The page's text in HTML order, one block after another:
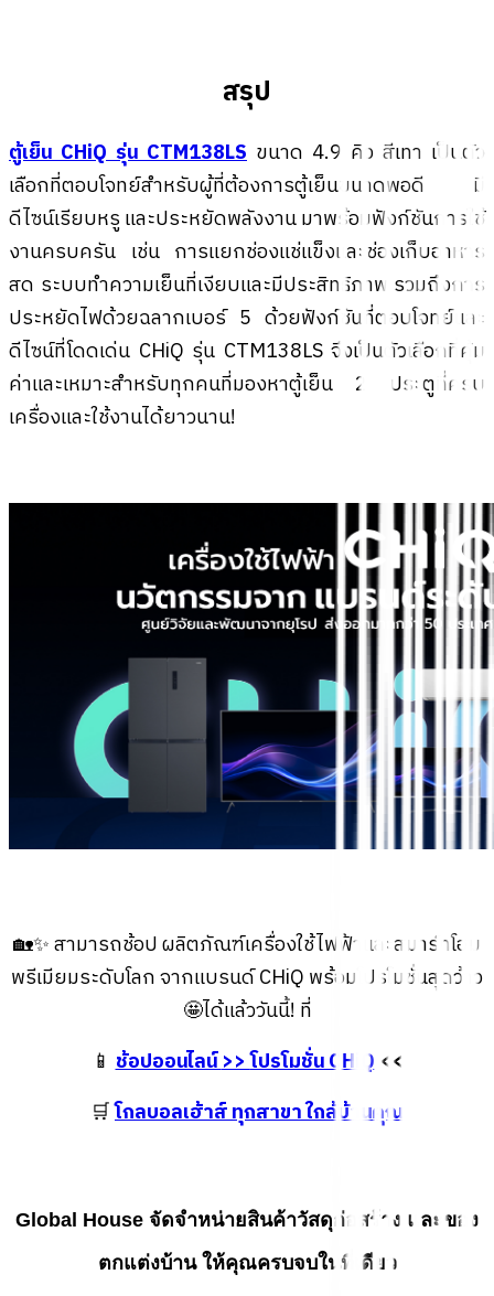
สรุป
ตู้เย็น CHiQ รุ่น CTM138LS ขนาด 4.9 คิว สีเทา เป็นตัว
เลือกที่ตอบโจทย์สำหรับผู้ที่ต้องการตู้เย็นขนาดพอดี มี
ดีไซน์เรียบหรู และประหยัดพลังงาน มาพร้อมฟังก์ชันการใช้
งานครบครัน เช่น การแยกช่องแช่แข็งและช่องเก็บอาหาร
สด ระบบทำความเย็นที่เงียบและมีประสิทธิภาพ รวมถึงการ
ประหยัดไฟด้วยฉลากเบอร์ 5 ด้วยฟังก์ชันที่ตอบโจทย์และ
ดีไซน์ที่โดดเด่น CHiQ รุ่น CTM138LS จึงเป็นตัวเลือกที่คุ้ม
ค่าและเหมาะสำหรับทุกคนที่มองหาตู้เย็น 2 ประตูที่ครบ
เครื่องและใช้งานได้ยาวนาน!
🏡✨ สามารถช้อป ผลิตภัณฑ์เครื่องใช้ไฟฟ้าและสมาร์ทโฮม
พรีเมียมระดับโลก จากแบรนด์ CHiQ พร้อมโปรโมชั่นสุดว้าว
🤩ได้แล้ววันนี้! ที่
📱ช้อปออนไลน์>>โปรโมชั่น CHiQ<<
🛒โกลบอลเฮ้าส์ ทุกสาขา ใกล้บ้านคุณ
Global House จัดจำหน่ายสินค้าวัสดุก่อสร้าง และของ
ตกแต่งบ้าน ให้คุณครบจบในที่เดียว